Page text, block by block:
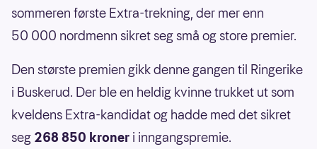
sommeren første Extra-trekning, der mer enn
50 000 nordmenn sikret seg små og store premier.
Den største premien gikk denne gangen til Ringerike
i Buskerud. Der ble en heldig kvinne trukket ut som
kveldens Extra-kandidat og hadde med det sikret
seg 268 850 kroner i inngangspremie.